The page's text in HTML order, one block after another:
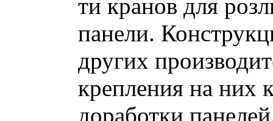
ти кранов для
панели.
других
крепления на них
доработки